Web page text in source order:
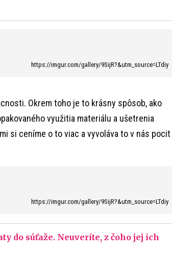
https://imgur.com/gallery/9SijR?&utm_source=LTdiy
Okrem toho je to krásny spôsob, ako
využitia materiálu a ušetrenia
si ceníme o to viac a vyvoláva to v nás pocit
https://imgur.com/gallery/9SijR?&utm_source=LTdiy
do súťaže. Neuveríte, z čoho jej ich